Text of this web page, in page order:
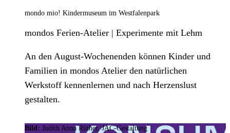
mondo mio! Kindermuseum im Westfalenpark
mondos Ferien-Atelier | Experimente mit Lehm
An den August-Wochenenden können Kinder und
Familien in mondos Atelier den natürlichen
Werkstoff kennenlernen und nach Herzenslust
gestalten.
Bild: Judith Anna Rüther, JAC-Gestaltung